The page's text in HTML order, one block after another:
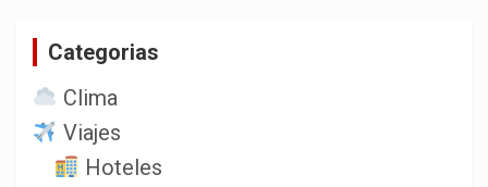
Categorias
Clima
Viajes
Hoteles